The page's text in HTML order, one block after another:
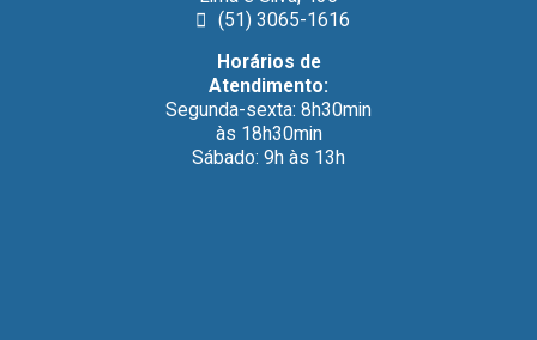
(51) 3065-1616
Horários de
Atendimento:
Segunda-sexta: 8h30min
às 18h30min
Sábado: 9h às 13h